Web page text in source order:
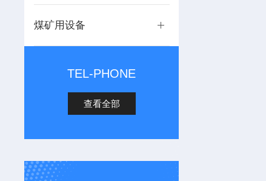
煤矿用设备
TEL-PHONE
查看全部